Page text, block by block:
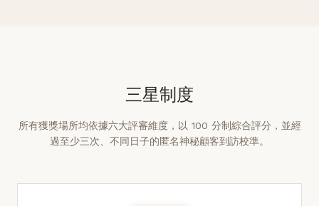
三星制度
所有獲獎場所均依據六大評審維度，以 100 分制綜合評分，並經
過至少三次、不同日子的匿名神秘顧客到訪校準。